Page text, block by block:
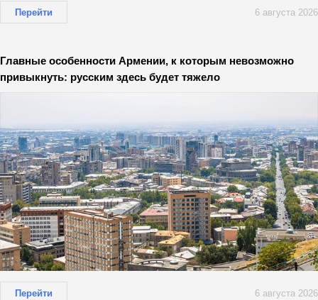
Перейти 6 августа 2026
Главные особенности Армении, к которым невозможно
привыкнуть: русским здесь будет тяжело
Перейти 6 августа 2026